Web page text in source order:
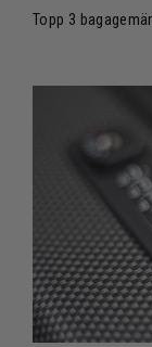
Topp 3